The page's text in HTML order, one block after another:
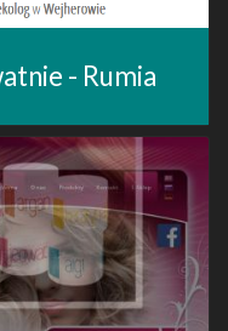
- Rumia